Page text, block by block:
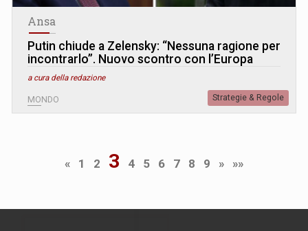
Ansa
Putin chiude a Zelensky: “Nessuna ragione per
incontrarlo”. Nuovo scontro con l’Europa
a cura della redazione
MONDO Strategie & Regole
« 1 2 3 4 5 6 7 8 9 » »»